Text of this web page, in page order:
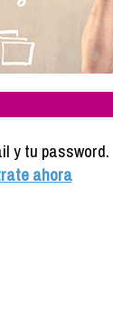
y tu password.
ahora